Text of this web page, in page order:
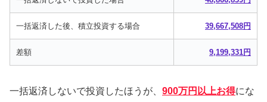
一括返済した後、積立投資する場合 39,667,508円
差額 9,199,331円
一括返済しないで投資したほうが、 900万円以上お得にな